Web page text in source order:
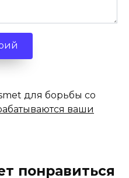
для борьбы со
ваши
понравиться